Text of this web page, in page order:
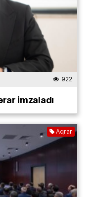
922
imzaladı
Aqrar